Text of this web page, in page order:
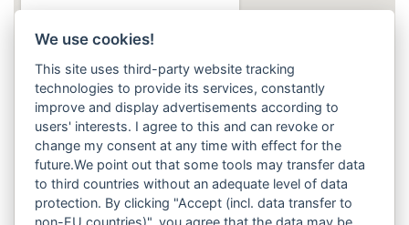
We use cookies!
This site uses third-party website tracking
technologies to provide its services, constantly
improve and display advertisements according to
users' interests. I agree to this and can revoke or
change my consent at any time with effect for the
future.We point out that some tools may transfer data
to third countries without an adequate level of data
protection. By clicking "Accept (incl. data transfer to